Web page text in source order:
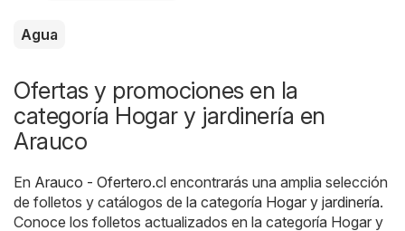
Agua
Ofertas y promociones en la
categoría Hogar y jardinería en
Arauco
En Arauco - Ofertero.cl encontrarás una amplia selección
de folletos y catálogos de la categoría Hogar y jardinería.
Conoce los folletos actualizados en la categoría Hogar y